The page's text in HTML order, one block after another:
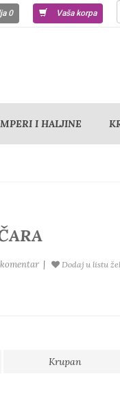
0 Vaša korpa
I HALJINE
| Dodaj u listu
Krupan